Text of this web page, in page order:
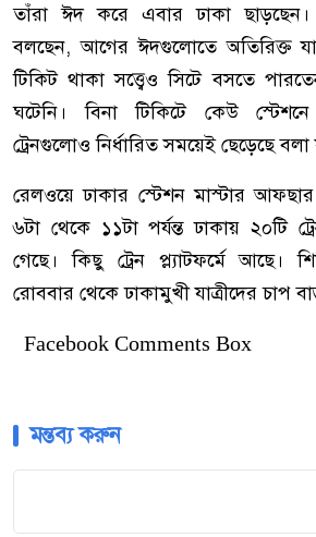
তাঁরা ঈদ করে এবার ঢাকা ছাড়ছেন।
বলছেন, আগের ঈদগুলোতে অতিরিক্ত
টিকিট থাকা সত্ত্বেও সিটে বসতে
ঘটেনি। বিনা টিকিটে কেউ
ট্রেনগুলোও নির্ধারিত সময়েই ছেড়েছে বলা
রেলওয়ে ঢাকার স্টেশন মাস্টার
৬টা থেকে ১১টা পর্যন্ত ঢাকায় ২০টি
গেছে। কিছু ট্রেন প্ল্যাটফর্মে আছে।
রোববার থেকে ঢাকামুখী যাত্রীদের চাপ
Facebook Comments Box
মন্তব্য করুন